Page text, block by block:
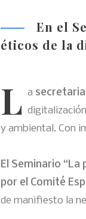
En el
éticos de la
L a
y ambiental. Con
El Seminario
por el Comité
de manifiesto la